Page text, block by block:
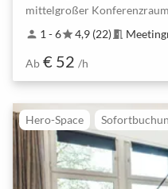
mittelgroßer
person 1 - 6star4,9 (22) meeting_room
Ab € 52 /h
Hero-Space